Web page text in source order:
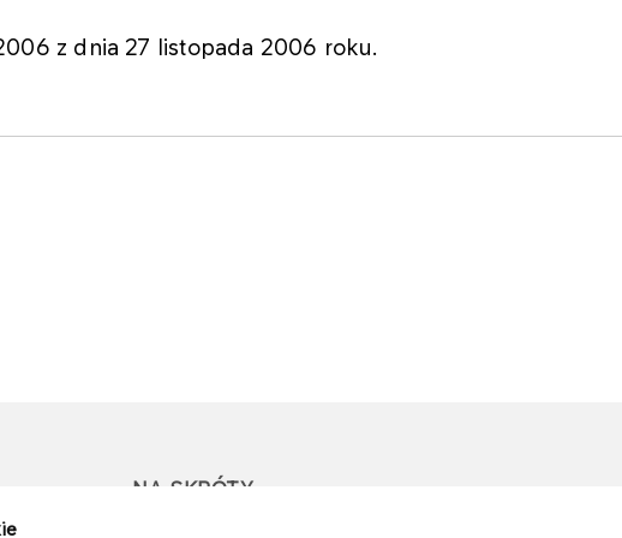
z dnia 27 listopada 2006 roku.
NA SKRÓTY